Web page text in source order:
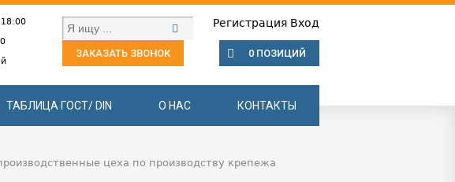
Регистрация Вход
ЗАКАЗАТЬ ЗВОНОК 0 ПОЗИЦИЙ
ТАБЛИЦА ГОСТ/ DIN О НАС КОНТАКТЫ
цеха по производству крепежа